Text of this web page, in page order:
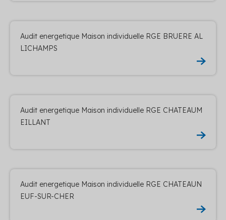
Audit energetique Maison individuelle RGE BRUERE AL
LICHAMPS
Audit energetique Maison individuelle RGE CHATEAUM
EILLANT
Audit energetique Maison individuelle RGE CHATEAUN
EUF-SUR-CHER